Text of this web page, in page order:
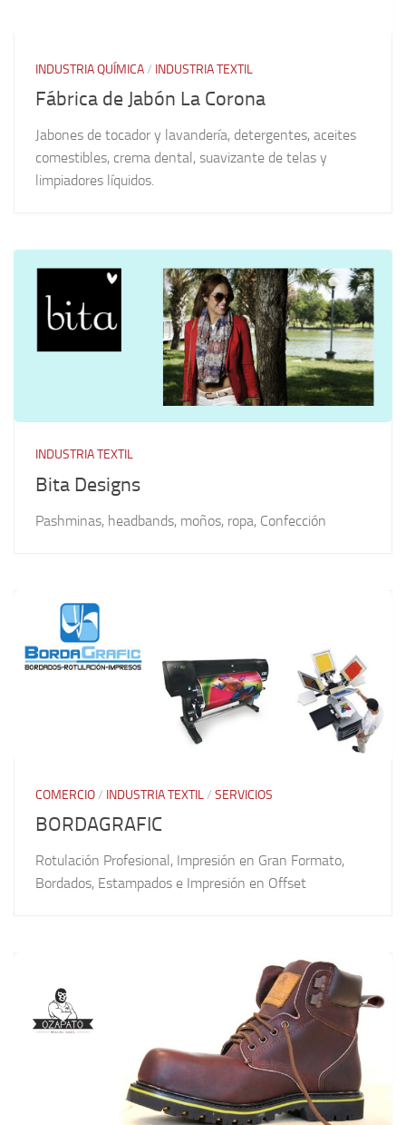
INDUSTRIA QUÍMICA/ INDUSTRIA TEXTIL
Fábrica de Jabón La Corona
Jabones de tocador y lavandería, detergentes, aceites
comestibles, crema dental, suavizante de telas y
limpiadores líquidos.
INDUSTRIA TEXTIL
Bita Designs
Pashminas, headbands, moños, ropa, Confección
COMERCIO/ INDUSTRIA TEXTIL/ SERVICIOS
BORDAGRAFIC
Rotulación Profesional, Impresión en Gran Formato,
Bordados, Estampados e Impresión en Offset